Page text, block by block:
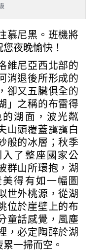
慕尼黑。班機將
夜晚愉快！
維尼亞西北部的
消退後所形成的
卻又五臟俱全的
」之稱的布雷得
湖面，波光粼
山頭覆蓋靄靄白
般的冰層；秋季
了整座國家公
群山所環抱，湖
得有如一幅圖
世外桃源，從湖
位於崖壁上的布
童話感覺，風塵
，必定陶醉於湖
一掃而空。